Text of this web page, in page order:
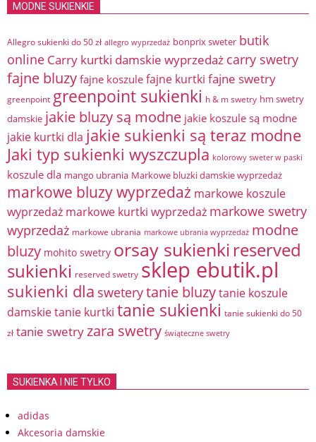
MODNE SUKIENKIE
Allegro sukienki do 50 zł allegro wyprzedaż bonprix sweter butik
online Carry kurtki damskie wyprzedaż carry swetry
fajne bluzy fajne koszule fajne kurtki fajne swetry
greenpoint greenpoint sukienki h & m swetry hm swetry
damskie jakie bluzy są modne jakie koszule są modne
jakie kurtki dla jakie sukienki są teraz modne
Jaki typ sukienki wyszczupla kolorowy sweter w paski
koszule dla mango ubrania Markowe bluzki damskie wyprzedaż
markowe bluzy wyprzedaż markowe koszule
wyprzedaż markowe kurtki wyprzedaż markowe swetry
wyprzedaż markowe ubrania markowe ubrania wyprzedaż modne
bluzy mohito swetry orsay sukienki reserved
sukienki reserved swetry sklep ebutik.pl
sukienki dla sweterytanie bluzytanie koszule
damskietanie kurtki tanie sukienki tanie sukienki do 50
zł tanie swetryzara swetry świąteczne swetry
SUKIENKA I NIE TYLKO
adidas
Akcesoria damskie